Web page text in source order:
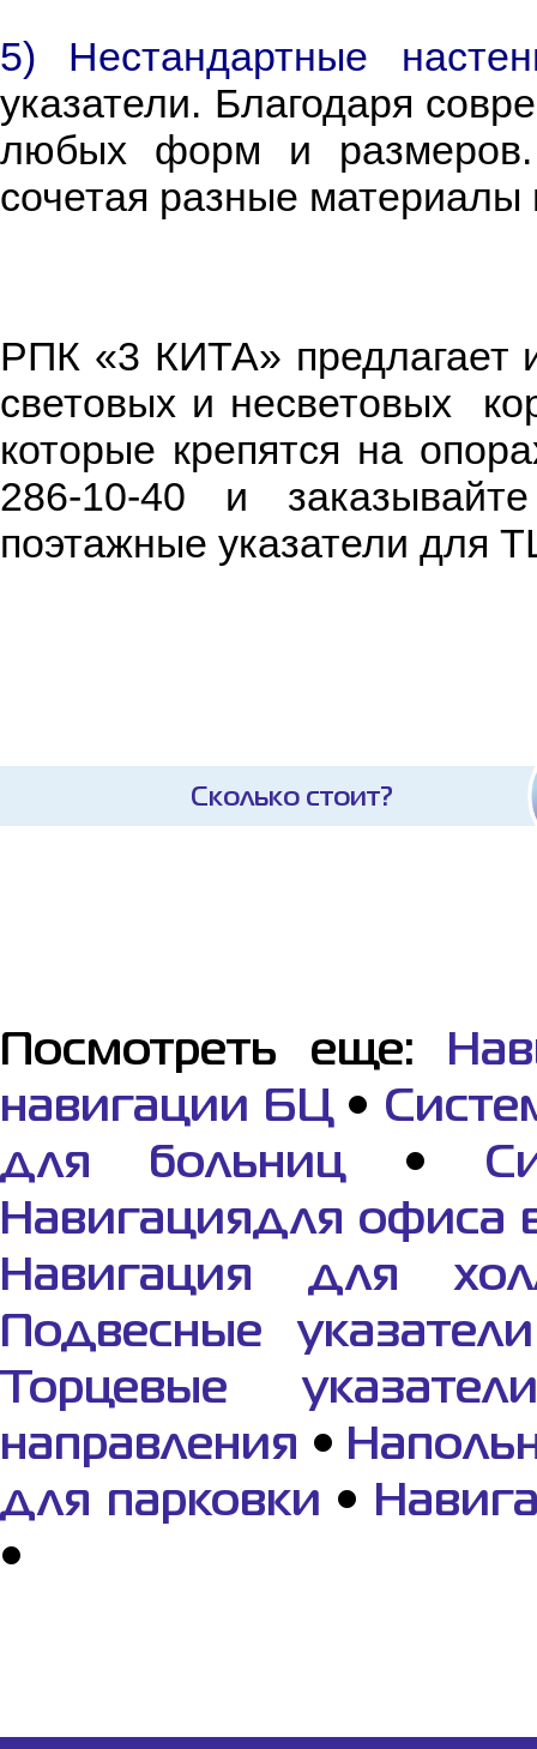
5) Нестандартные
указатели. Благодаря
любых форм и размеров.
сочетая разные материалы
РПК «3 КИТА» предлагает
световых и несветовых
которые крепятся на
286-10-40 и
поэтажные указатели для
Сколько стоит?
Посмотреть еще:
навигации БЦ•
для больниц•
Навигациядля офиса
Навигация для
Подвесные указатели
Торцевые
направления •
для парковки •
•